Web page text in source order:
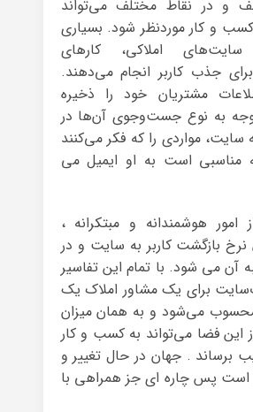
و در نقاط مختلف می‌تواند
کسب و کار موردنظر شود. بسیاری
املاکی، کارهای
جذب کاربر انجام می‌دهند.
مشتریان خود را ذخیره
به نوع جست‌وجوی آن‌ها در
‌سایت، مواردی را که فکر می‌کنند
مناسبی است به او ایمیل می
امور هوشمندانه و مبتکرانه ،
بازگشت کاربر به سایت و در
آن می شود. با تمام این تفاسیر
برای یک مشاور املاک یک
می‌شود و به همان میزان
این فضا می‌تواند به کسب و کار
. جهان در حال تغییر و
پس چاره ای جز همراهی با